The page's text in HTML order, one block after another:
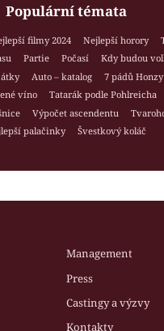
Populární témata
filmy 2024 Nejlepší horory
Partie Počasí
Kdy budou
Auto – katalog
7 pádů
víno Tatarák podle Pohlreicha
Výpočet ascendentu
palačinky
Švestkový koláč
Management
Press
Castingy a výzvy
Kontakty